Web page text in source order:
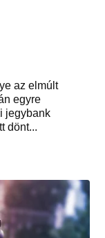
az elmúlt
egyre
jegybank
dönt...